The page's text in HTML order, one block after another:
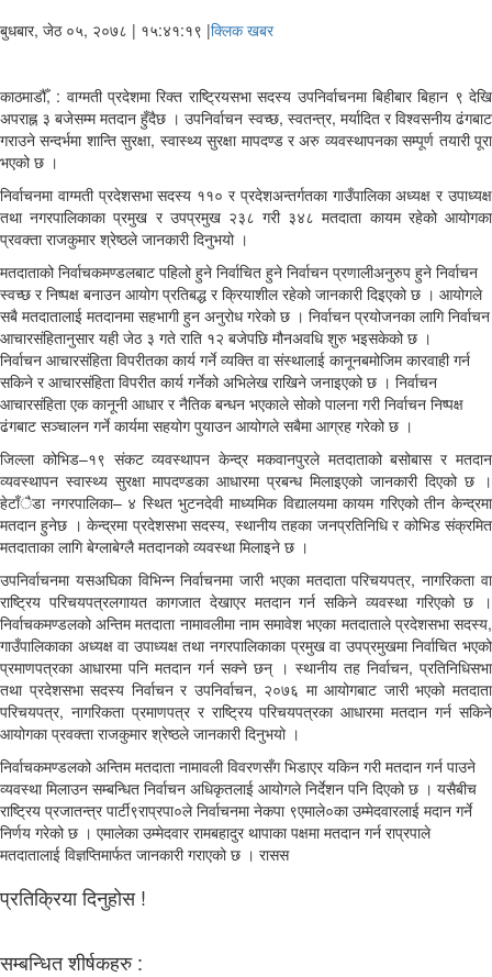
बुधबार, जेठ ०५, २०७८ | १५:४१:१९ |क्लिक खबर
काठमाडौँ, : वाग्मती प्रदेशमा रिक्त राष्ट्रियसभा सदस्य उपनिर्वाचनमा बिहीबार बिहान ९ देखि
अपराह्न ३ बजेसम्म मतदान हुँदैछ । उपनिर्वाचन स्वच्छ, स्वतन्त्र, मर्यादित र विश्वसनीय ढंगबाट
गराउने सन्दर्भमा शान्ति सुरक्षा, स्वास्थ्य सुरक्षा मापदण्ड र अरु व्यवस्थापनका सम्पूर्ण तयारी पूरा
भएको छ ।
निर्वाचनमा वाग्मती प्रदेशसभा सदस्य ११० र प्रदेशअन्तर्गतका गाउँपालिका अध्यक्ष र उपाध्यक्ष
तथा नगरपालिकाका प्रमुख र उपप्रमुख २३८ गरी ३४८ मतदाता कायम रहेको आयोगका
प्रवक्ता राजकुमार श्रेष्ठले जानकारी दिनुभयो ।
मतदाताको निर्वाचकमण्डलबाट पहिलो हुने निर्वाचित हुने निर्वाचन प्रणालीअनुरुप हुने निर्वाचन
स्वच्छ र निष्पक्ष बनाउन आयोग प्रतिबद्ध र क्रियाशील रहेको जानकारी दिइएको छ । आयोगले
सबै मतदातालाई मतदानमा सहभागी हुन अनुरोध गरेको छ । निर्वाचन प्रयोजनका लागि निर्वाचन
आचारसंहितानुसार यही जेठ ३ गते राति १२ बजेपछि मौनअवधि शुरु भइसकेको छ ।
निर्वाचन आचारसंहिता विपरीतका कार्य गर्ने व्यक्ति वा संस्थालाई कानूनबमोजिम कारवाही गर्न
सकिने र आचारसंहिता विपरीत कार्य गर्नेको अभिलेख राखिने जनाइएको छ । निर्वाचन
आचारसंहिता एक कानूनी आधार र नैतिक बन्धन भएकाले सोको पालना गरी निर्वाचन निष्पक्ष
ढंगबाट सञ्चालन गर्ने कार्यमा सहयोग पुयाउन आयोगले सबैमा आग्रह गरेको छ ।
जिल्ला कोभिड–१९ संकट व्यवस्थापन केन्द्र मकवानपुरले मतदाताको बसोबास र मतदान
व्यवस्थापन स्वास्थ्य सुरक्षा मापदण्डका आधारमा प्रबन्ध मिलाइएको जानकारी दिएको छ ।
हेटाँैडा नगरपालिका– ४ स्थित भुटनदेवी माध्यमिक विद्यालयमा कायम गरिएको तीन केन्द्रमा
मतदान हुनेछ । केन्द्रमा प्रदेशसभा सदस्य, स्थानीय तहका जनप्रतिनिधि र कोभिड संक्रमित
मतदाताका लागि बेग्लाबेग्लै मतदानको व्यवस्था मिलाइने छ ।
उपनिर्वाचनमा यसअघिका विभिन्न निर्वाचनमा जारी भएका मतदाता परिचयपत्र, नागरिकता वा
राष्ट्रिय परिचयपत्रलगायत कागजात देखाएर मतदान गर्न सकिने व्यवस्था गरिएको छ ।
निर्वाचकमण्डलको अन्तिम मतदाता नामावलीमा नाम समावेश भएका मतदाताले प्रदेशसभा सदस्य,
गाउँपालिकाका अध्यक्ष वा उपाध्यक्ष तथा नगरपालिकाका प्रमुख वा उपप्रमुखमा निर्वाचित भएको
प्रमाणपत्रका आधारमा पनि मतदान गर्न सक्ने छन् । स्थानीय तह निर्वाचन, प्रतिनिधिसभा
तथा प्रदेशसभा सदस्य निर्वाचन र उपनिर्वाचन, २०७६ मा आयोगबाट जारी भएको मतदाता
परिचयपत्र, नागरिकता प्रमाणपत्र र राष्ट्रिय परिचयपत्रका आधारमा मतदान गर्न सकिने
आयोगका प्रवक्ता राजकुमार श्रेष्ठले जानकारी दिनुभयो ।
निर्वाचकमण्डलको अन्तिम मतदाता नामावली विवरणसँग भिडाएर यकिन गरी मतदान गर्न पाउने
व्यवस्था मिलाउन सम्बन्धित निर्वाचन अधिकृतलाई आयोगले निर्देशन पनि दिएको छ । यसैबीच
राष्ट्रिय प्रजातन्त्र पार्टी९राप्रपा०ले निर्वाचनमा नेकपा ९एमाले०का उम्मेदवारलाई मदान गर्ने
निर्णय गरेको छ । एमालेका उम्मेदवार रामबहादुर थापाका पक्षमा मतदान गर्न राप्रपाले
मतदातालाई विज्ञप्तिमार्फत जानकारी गराएको छ । रासस
प्रतिक्रिया दिनुहोस !
सम्बन्धित शीर्षकहरु :